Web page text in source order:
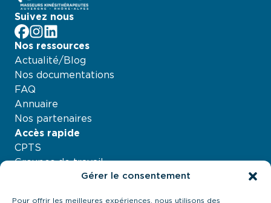
Gérer le consentement
Pour offrir les meilleures expériences, nous utilisons des
Suivez nous
facebook
Instagram
LinkedIn
Nos ressources
Actualité/Blog
Nos documentations
FAQ
Annuaire
Nos partenaires
Accès rapide
CPTS
Groupes de travail